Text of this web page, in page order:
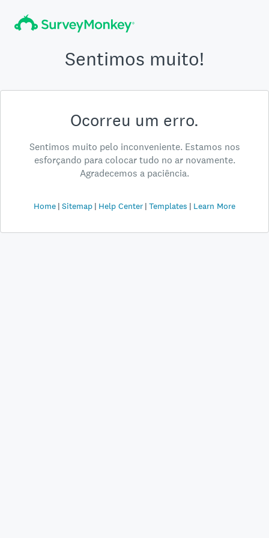
Sentimos muito!
Ocorreu um erro.
Sentimos muito pelo inconveniente. Estamos nos
esforçando para colocar tudo no ar novamente.
Agradecemos a paciência.
Home Sitemap Help Center Templates Learn More